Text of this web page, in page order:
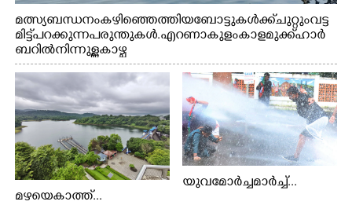
മത്സ്യബന്ധനം കഴിഞ്ഞെത്തിയ ബോട്ടുകൾക്ക് ചുറ്റും വട്ട
മിട്ട് പറക്കുന്ന പരുന്തുകൾ. എറണാകുളം കാളമുക്ക് ഹാർ
ബറിൽ നിന്നുള്ള കാഴ്ച
മഴയെകാത്ത്...
യുവമോർച്ചമാർച്ച്...